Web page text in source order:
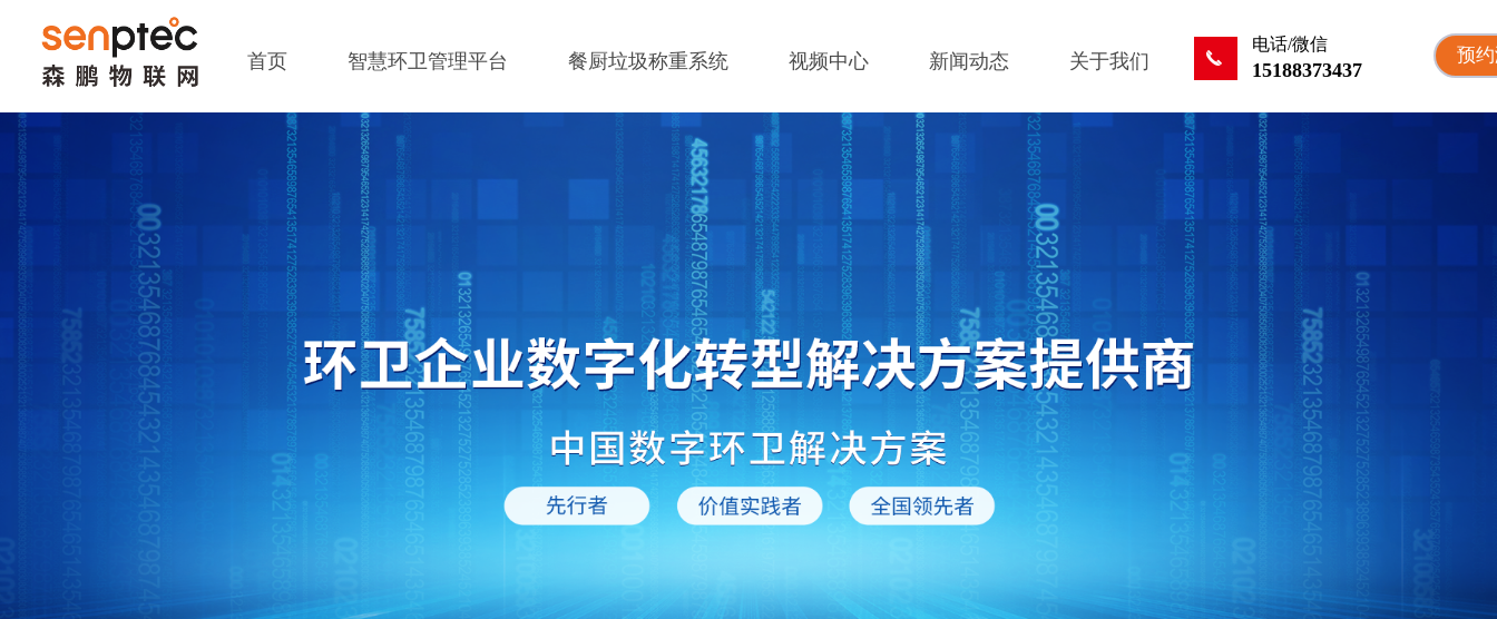
끅
电话/微信
15188373437
首页 智慧环卫管理平台 餐厨垃圾称重系统 视频中心 新闻动态 关于我们 预